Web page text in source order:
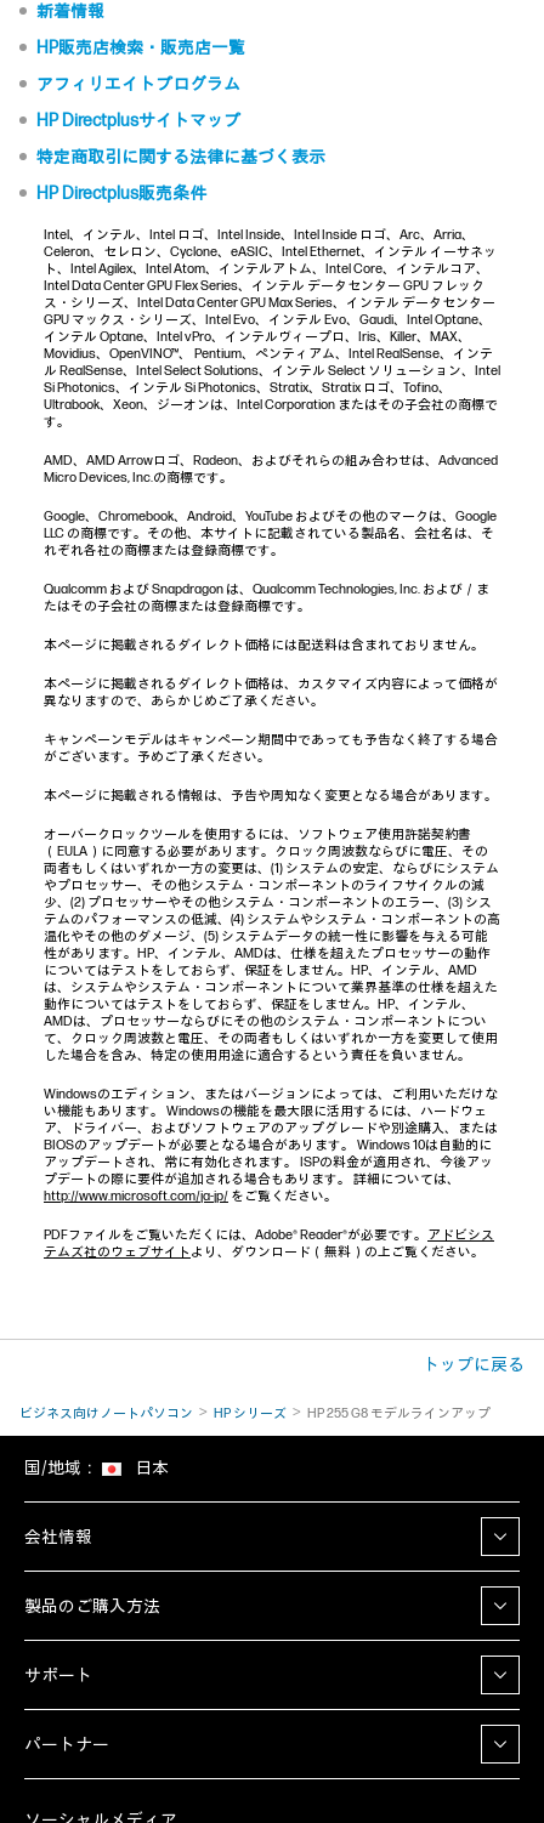
新着情報
HP販売店検索・販売店一覧
アフィリエイトプログラム
HP Directplusサイトマップ
特定商取引に関する法律に基づく表示
HP Directplus販売条件
Intel、インテル、Intel ロゴ、Intel Inside、Intel Inside ロゴ、Arc、Arria、
Celeron、セレロン、Cyclone、eASIC、Intel Ethernet、インテル イーサネッ
ト、Intel Agilex、Intel Atom、インテルアトム、Intel Core、インテルコア、
Intel Data Center GPU Flex Series、インテル データセンター GPU フレック
ス・シリーズ、Intel Data Center GPU Max Series、インテル データセンター
GPU マックス・シリーズ、Intel Evo、インテル Evo、Gaudi、Intel Optane、
インテル Optane、Intel vPro、インテルヴィープロ、Iris、Killer、MAX、
Movidius、OpenVINO™、 Pentium、ペンティアム、Intel RealSense、インテ
ル RealSense、Intel Select Solutions、インテル Select ソリューション、Intel
Si Photonics、インテル Si Photonics、Stratix、Stratix ロゴ、Tofino、
Ultrabook、Xeon、ジーオンは、Intel Corporation またはその子会社の商標で
す。
AMD、AMD Arrowロゴ、Radeon、およびそれらの組み合わせは、Advanced
Micro Devices, Inc.の商標です。
Google、Chromebook、Android、YouTube およびその他のマークは、Google
LLC の商標です。その他、本サイトに記載されている製品名、会社名は、そ
れぞれ各社の商標または登録商標です。
Qualcomm および Snapdragon は、Qualcomm Technologies, Inc. および／ま
たはその子会社の商標または登録商標です。
本ページに掲載されるダイレクト価格には配送料は含まれておりません。
本ページに掲載されるダイレクト価格は、カスタマイズ内容によって価格が
異なりますので、あらかじめご了承ください。
キャンペーンモデルはキャンペーン期間中であっても予告なく終了する場合
がございます。予めご了承ください。
本ページに掲載される情報は、予告や周知なく変更となる場合があります。
オーバークロックツールを使用するには、ソフトウェア使用許諾契約書
（EULA）に同意する必要があります。クロック周波数ならびに電圧、その
両者もしくはいずれか一方の変更は、(1) システムの安定、ならびにシステム
やプロセッサー、その他システム・コンポーネントのライフサイクルの減
少、(2) プロセッサーやその他システム・コンポーネントのエラー、(3) シス
テムのパフォーマンスの低減、(4) システムやシステム・コンポーネントの高
温化やその他のダメージ、(5) システムデータの統一性に影響を与える可能
性があります。HP、インテル、AMDは、仕様を超えたプロセッサーの動作
についてはテストをしておらず、保証をしません。HP、インテル、AMD
は、システムやシステム・コンポーネントについて業界基準の仕様を超えた
動作についてはテストをしておらず、保証をしません。HP、インテル、
AMDは、プロセッサーならびにその他のシステム・コンポーネントについ
て、クロック周波数と電圧、その両者もしくはいずれか一方を変更して使用
した場合を含み、特定の使用用途に適合するという責任を負いません。
Windowsのエディション、またはバージョンによっては、ご利用いただけな
い機能もあります。 Windowsの機能を最大限に活用するには、ハードウェ
ア、ドライバー、およびソフトウェアのアップグレードや別途購入、または
BIOSのアップデートが必要となる場合があります。 Windows 10は自動的に
アップデートされ、常に有効化されます。 ISPの料金が適用され、今後アッ
プデートの際に要件が追加される場合もあります。 詳細については、
http://www.microsoft.com/ja-jp/ をご覧ください。
PDFファイルをご覧いただくには、Adobe® Reader®が必要です。 アドビシス
テムズ社のウェブサイト より、ダウンロード（無料）の上ご覧ください。
トップに戻る
ビジネス向けノートパソコン HP シリーズ HP 255 G8 モデルラインアップ
国/地域： 日本
会社情報
製品のご購入方法
サポート
パートナー